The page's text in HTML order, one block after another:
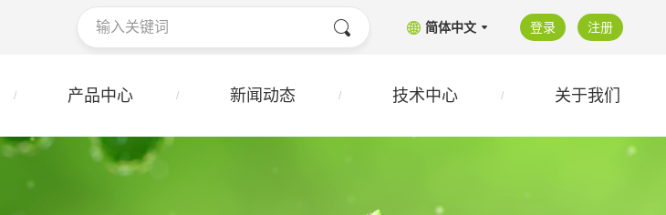
简体中文 登录 注册
产品中心 新闻动态 技术中心 关于我们